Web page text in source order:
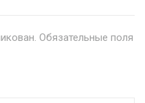
Обязательные поля